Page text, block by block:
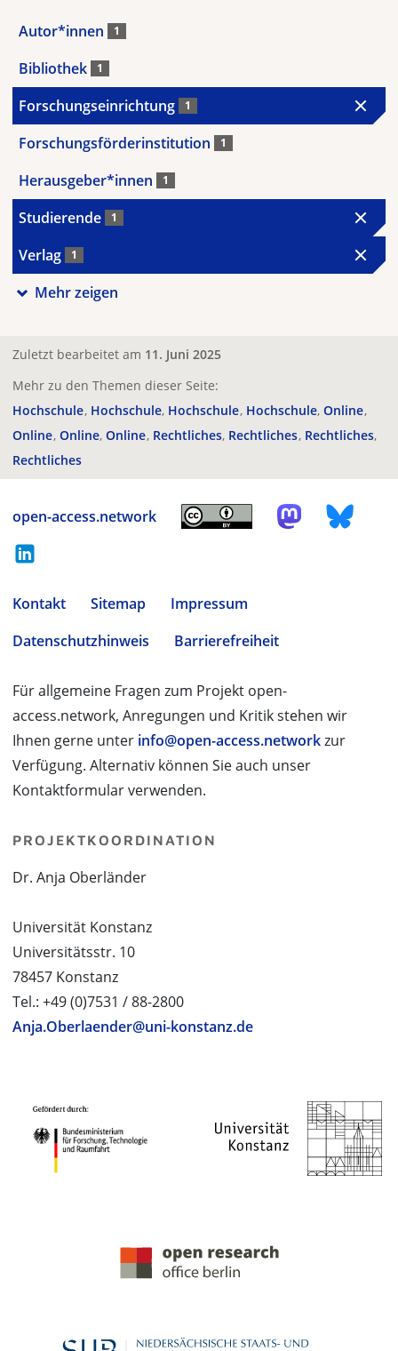
Autor*innen 1
Bibliothek 1
Forschungseinrichtung 1
Forschungsförderinstitution 1
Herausgeber*innen 1
Studierende 1
Verlag 1
Mehr zeigen
Zuletzt bearbeitet am 11. Juni 2025
Mehr zu den Themen dieser Seite:
Hochschule Hochschule Hochschule Hochschule Online
Online Online Online Rechtliches Rechtliches Rechtliches
Rechtliches
open-access.network
Kontakt Sitemap
Impressum
Datenschutzhinweis
Barrierefreiheit
Für allgemeine Fragen zum Projekt open-
access.network, Anregungen und Kritik stehen wir
Ihnen gerne unter info@open-access.networkzur
Verfügung. Alternativ können Sie auch unser
Kontaktformular verwenden.
PROJEKTKOORDINATION
Dr. Anja Oberländer
Universität Konstanz
Universitätsstr. 10
78457 Konstanz
Tel.: +49 (0)7531 / 88-2800
Anja.Oberlaender@uni-konstanz.de